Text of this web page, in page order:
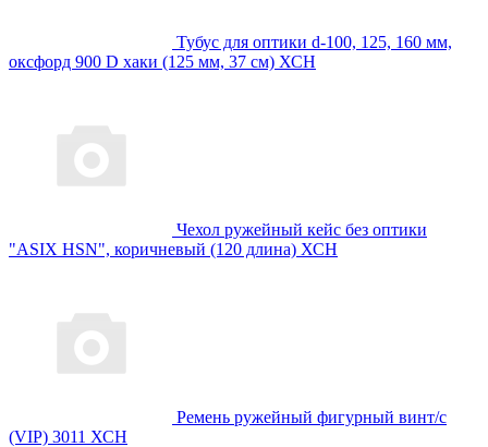
Тубус для оптики d-100, 125, 160 мм,
оксфорд 900 D хаки (125 мм, 37 см) ХСН
Чехол ружейный кейс без оптики
"ASIX HSN", коричневый (120 длина) ХСН
Ремень ружейный фигурный винт/с
(VIP) 3011 ХСН